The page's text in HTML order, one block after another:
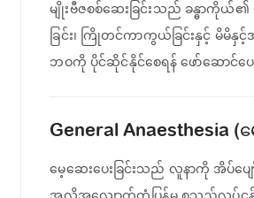
မျိုးဗီဇစစ်ဆေးခြင်းသည် ခန္ဓာကိုယ်၏
ခြင်း၊ ကြိုတင်ကာကွယ်ခြင်းနှင့် မိမိ
ဘဝကို ပိုင်ဆိုင်နိုင်စေရန် ဖော်ဆောင်ပ
General Anaesthesia (
မေ့ဆေးပေးခြင်းသည် လူနာကို အိပ်ပျေ
အလိုအလျောက်တုံ့ပြန်မှု စသည့်လုပ်ငန်းမ